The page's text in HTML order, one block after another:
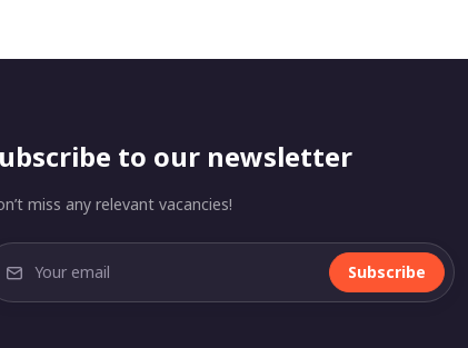
to our newsletter
miss any relevant vacancies!
Subscribe